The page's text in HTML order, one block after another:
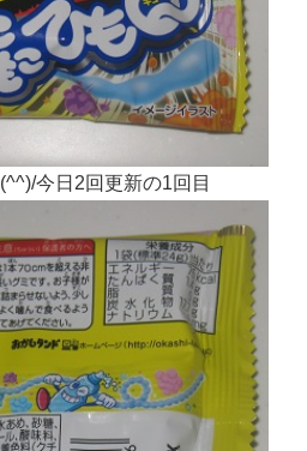
今日2回更新の1回目